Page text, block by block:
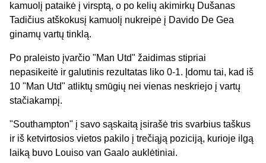
kamuolį pataikė į virsptą, o po kelių akimirkų Dušanas
Tadičius atškokusį kamuolį nukreipė į Davido De Gea
ginamų vartų tinklą.
Po praleisto įvarčio "Man Utd" žaidimas stipriai
nepasikeitė ir galutinis rezultatas liko 0-1. Įdomu tai, kad iš
10 "Man Utd" atliktų smūgių nei vienas neskriejo į vartų
stačiakampį.
"Southampton" į savo sąskaitą įsirašė tris svarbius taškus
ir iš ketvirtosios vietos pakilo į trečiąją poziciją, kurioje ilgą
laiką buvo Louiso van Gaalo auklėtiniai.